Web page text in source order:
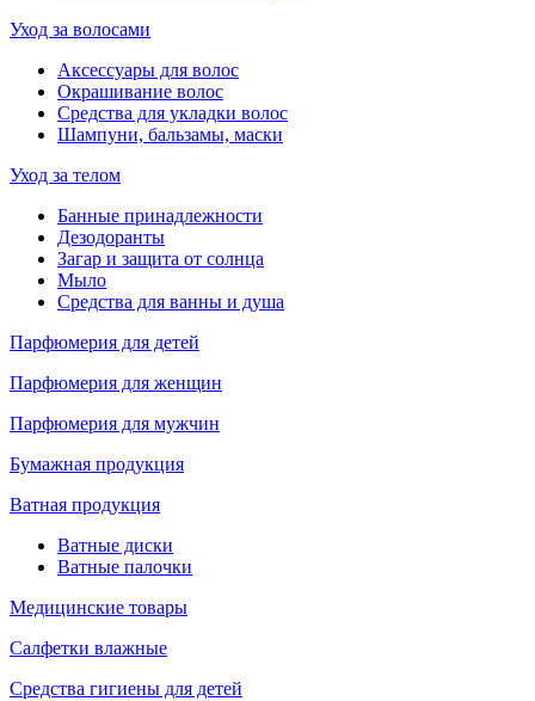
Уход за волосами
Аксессуары для волос
Окрашивание волос
Средства для укладки волос
Шампуни, бальзамы, маски
Уход за телом
Банные принадлежности
Дезодоранты
Загар и защита от солнца
Мыло
Средства для ванны и душа
Парфюмерия для детей
Парфюмерия для женщин
Парфюмерия для мужчин
Бумажная продукция
Ватная продукция
Ватные диски
Ватные палочки
Медицинские товары
Салфетки влажные
Средства гигиены для детей